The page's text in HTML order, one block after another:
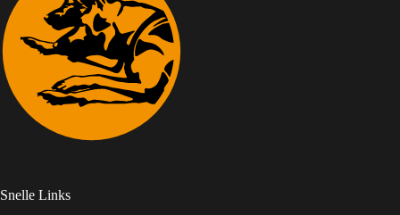
ademend vermogen zorgen ervoor dat de jas lang meegaat
en prettig draagt, zelfs bij intensief gebruik.
Snelle Links